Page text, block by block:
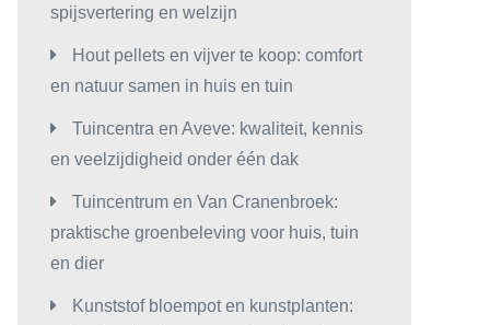
spijsvertering en welzijn
Hout pellets en vijver te koop: comfort
en natuur samen in huis en tuin
Tuincentra en Aveve: kwaliteit, kennis
en veelzijdigheid onder één dak
Tuincentrum en Van Cranenbroek:
praktische groenbeleving voor huis, tuin
en dier
Kunststof bloempot en kunstplanten: